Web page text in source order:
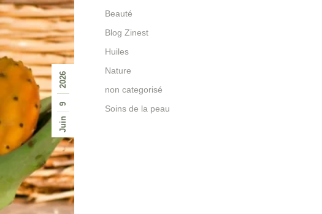
Juin
9
2026
Beauté
Blog Zinest
Huiles
Nature
non categorisé
Soins de la peau